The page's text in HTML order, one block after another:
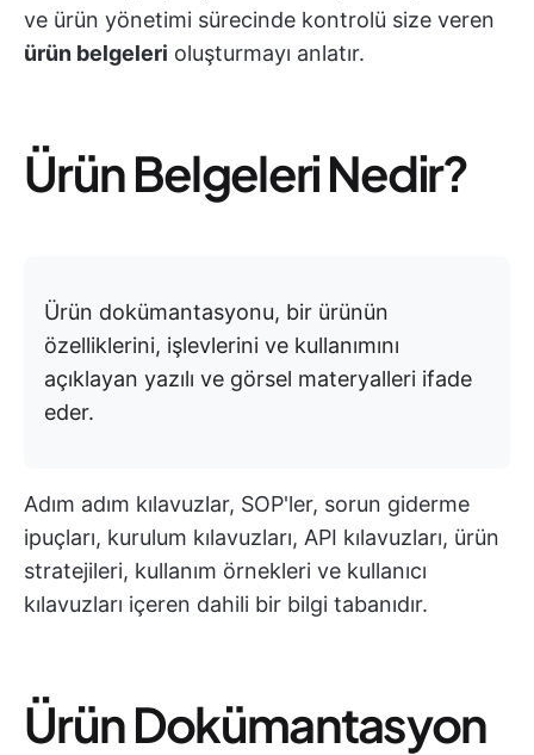
ve ürün yönetimi sürecinde kontrolü size veren
ürün belgeleri oluşturmayı anlatır.
Ürün Belgeleri Nedir?
Ürün dokümantasyonu, bir ürünün
özelliklerini, işlevlerini ve kullanımını
açıklayan yazılı ve görsel materyalleri ifade
eder.
Adım adım kılavuzlar, SOP'ler, sorun giderme
ipuçları, kurulum kılavuzları, API kılavuzları, ürün
stratejileri, kullanım örnekleri ve kullanıcı
kılavuzları içeren dahili bir bilgi tabanıdır.
Ürün Dokümantasyon